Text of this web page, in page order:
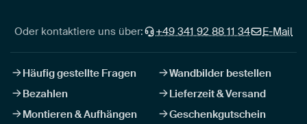
Oder kontaktiere uns über: +49 341 92 88 11 34 E-Mail
Häufig gestellte Fragen
Wandbilder bestellen
Bezahlen
Lieferzeit & Versand
Montieren & Aufhängen
Geschenkgutschein